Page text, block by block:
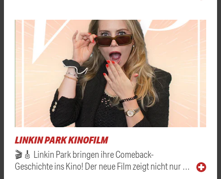
LINKIN PARK KINOFILM
🎬🎸 Linkin Park bringen ihre Comeback-
Geschichte ins Kino! Der neue Film zeigt nicht nur …